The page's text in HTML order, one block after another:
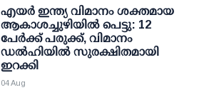
എയര്‍ ഇന്ത്യ വിമാനം ശക്തമായ
ആകാശച്ചുഴിയില്‍ പെട്ടു: 12
പേര്‍ക്ക് പരുക്ക്, വിമാനം
ഡല്‍ഹിയില്‍ സുരക്ഷിതമായി
ഇറക്കി
04 Aug